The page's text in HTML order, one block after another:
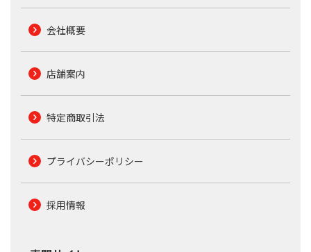
会社概要
店舗案内
特定商取引法
プライバシーポリシー
採用情報